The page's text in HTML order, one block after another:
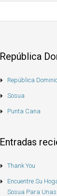
República
República
Sosua
Punta Cana
Entradas
Thank You
Encuentre Su
Sosua Para